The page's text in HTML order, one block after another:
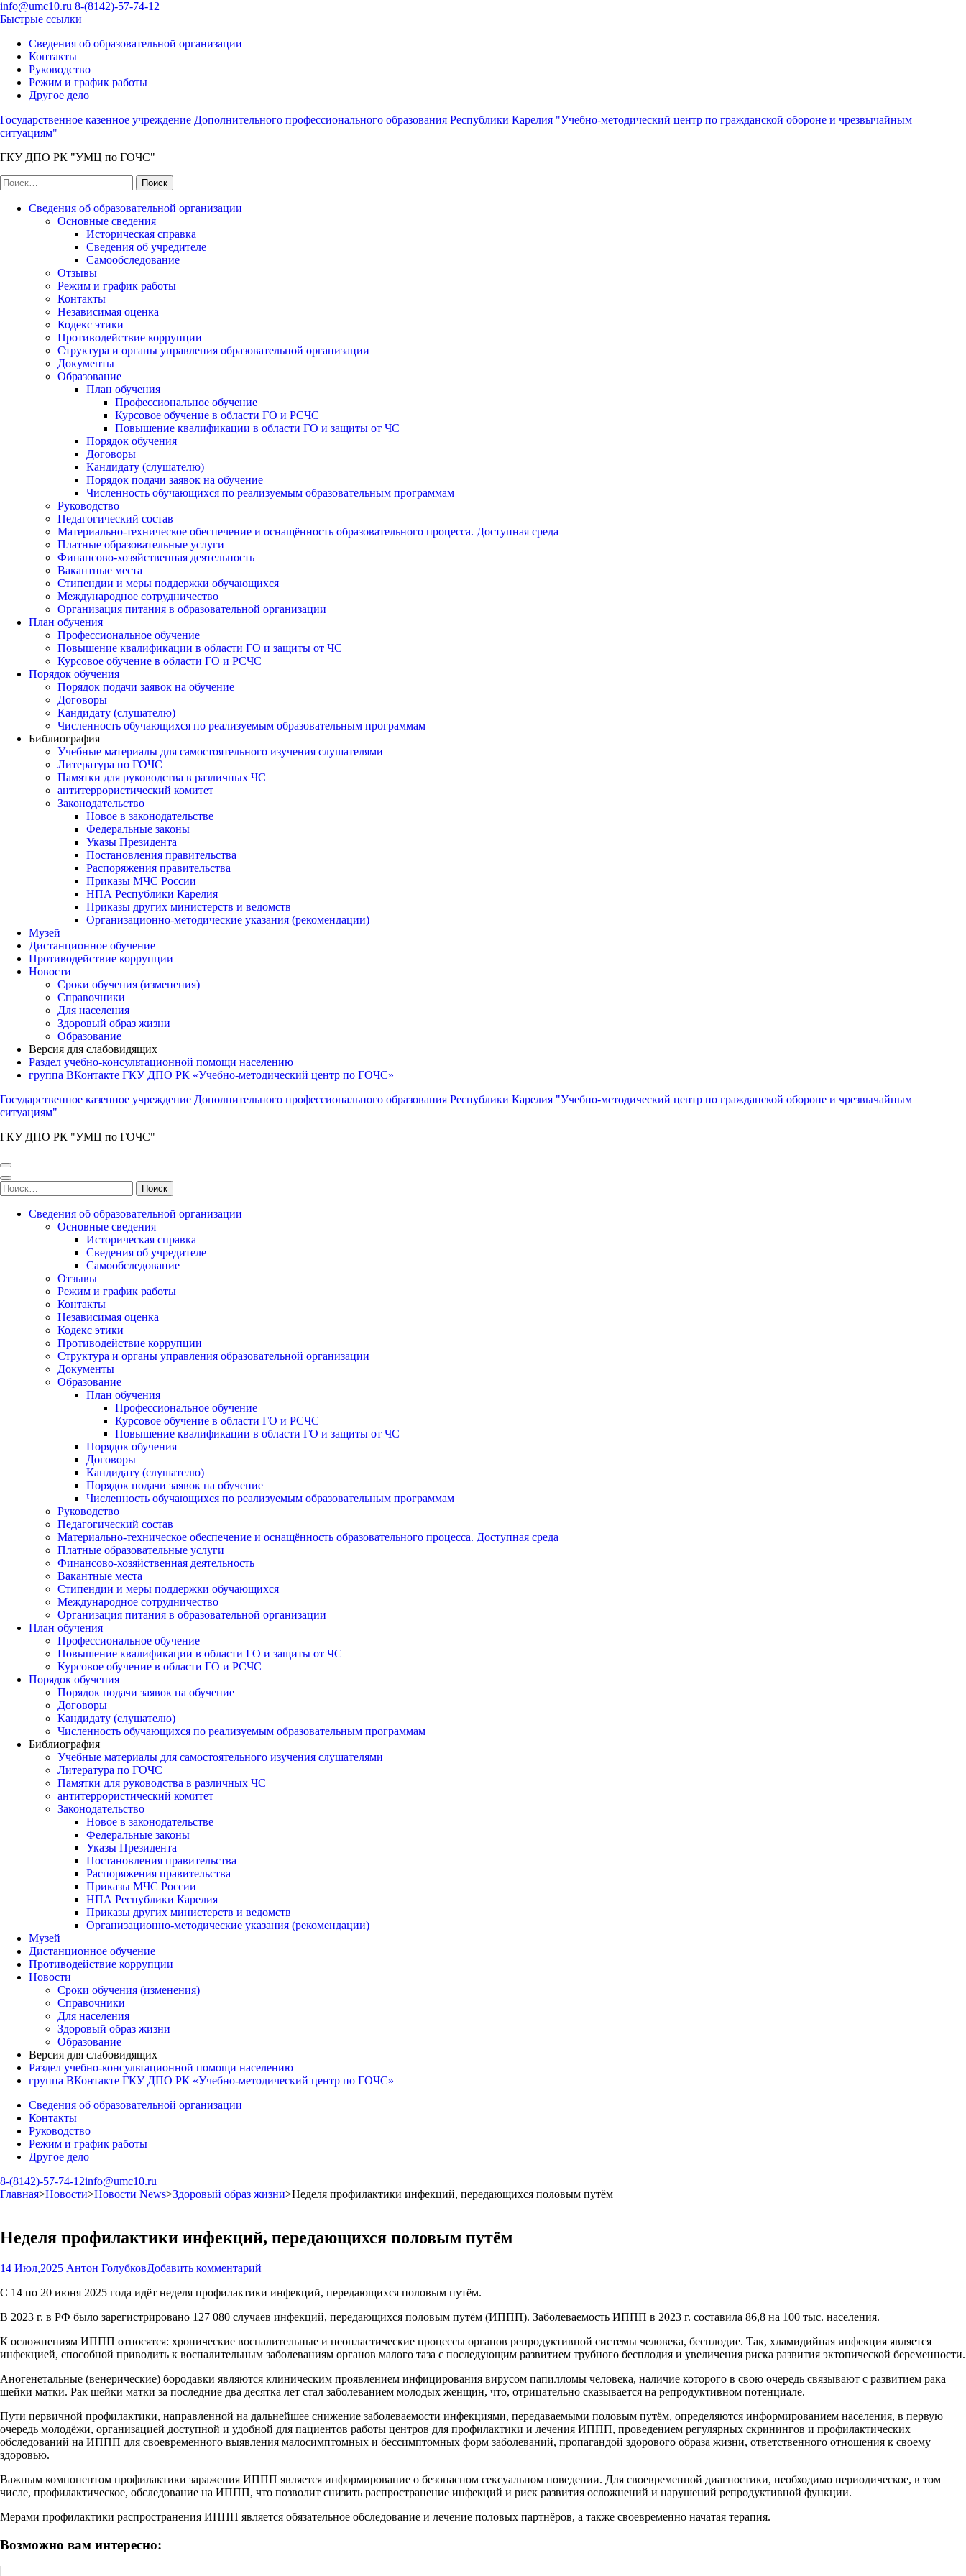
Перейти
к
(нажмите
Enter)
info@umc10.ru 8-(8142)-57-74-12
Быстрые ссылки
Сведения об образовательной организации
Контакты
Руководство
Режим и график работы
Другое дело
Государственное казенное учреждение Дополнительного профессионального образования Республики Карелия "Учебно-методический центр по гражданской обороне и чрезвычайным
ситуациям"
ГКУ ДПО РК "УМЦ по ГОЧС"
Найти:
Сведения об образовательной организации
Основные сведения
Историческая справка
Сведения об учредителе
Самообследование
Отзывы
Режим и график работы
Контакты
Независимая оценка
Кодекс этики
Противодействие коррупции
Структура и органы управления образовательной организации
Документы
Образование
План обучения
Профессиональное обучение
Курсовое обучение в области ГО и РСЧС
Повышение квалификации в области ГО и защиты от ЧС
Порядок обучения
Договоры
Кандидату (слушателю)
Порядок подачи заявок на обучение
Численность обучающихся по реализуемым образовательным программам
Руководство
Педагогический состав
Материально-техническое обеспечение и оснащённость образовательного процесса. Доступная среда
Платные образовательные услуги
Финансово-хозяйственная деятельность
Вакантные места
Стипендии и меры поддержки обучающихся
Международное сотрудничество
Организация питания в образовательной организации
План обучения
Профессиональное обучение
Повышение квалификации в области ГО и защиты от ЧС
Курсовое обучение в области ГО и РСЧС
Порядок обучения
Порядок подачи заявок на обучение
Договоры
Кандидату (слушателю)
Численность обучающихся по реализуемым образовательным программам
Библиография
Учебные материалы для самостоятельного изучения слушателями
Литература по ГОЧС
Памятки для руководства в различных ЧС
антитеррористический комитет
Законодательство
Новое в законодательстве
Федеральные законы
Указы Президента
Постановления правительства
Распоряжения правительства
Приказы МЧС России
НПА Республики Карелия
Приказы других министерств и ведомств
Организационно-методические указания (рекомендации)
Музей
Дистанционное обучение
Противодействие коррупции
Новости
Сроки обучения (изменения)
Справочники
Для населения
Здоровый образ жизни
Образование
Версия для слабовидящих
Раздел учебно-консультационной помощи населению
группа ВКонтакте ГКУ ДПО РК «Учебно-методический центр по ГОЧС»
Государственное казенное учреждение Дополнительного профессионального образования Республики Карелия "Учебно-методический центр по гражданской обороне и чрезвычайным
ситуациям"
ГКУ ДПО РК "УМЦ по ГОЧС"
Найти:
Сведения об образовательной организации
Основные сведения
Историческая справка
Сведения об учредителе
Самообследование
Отзывы
Режим и график работы
Контакты
Независимая оценка
Кодекс этики
Противодействие коррупции
Структура и органы управления образовательной организации
Документы
Образование
План обучения
Профессиональное обучение
Курсовое обучение в области ГО и РСЧС
Повышение квалификации в области ГО и защиты от ЧС
Порядок обучения
Договоры
Кандидату (слушателю)
Порядок подачи заявок на обучение
Численность обучающихся по реализуемым образовательным программам
Руководство
Педагогический состав
Материально-техническое обеспечение и оснащённость образовательного процесса. Доступная среда
Платные образовательные услуги
Финансово-хозяйственная деятельность
Вакантные места
Стипендии и меры поддержки обучающихся
Международное сотрудничество
Организация питания в образовательной организации
План обучения
Профессиональное обучение
Повышение квалификации в области ГО и защиты от ЧС
Курсовое обучение в области ГО и РСЧС
Порядок обучения
Порядок подачи заявок на обучение
Договоры
Кандидату (слушателю)
Численность обучающихся по реализуемым образовательным программам
Библиография
Учебные материалы для самостоятельного изучения слушателями
Литература по ГОЧС
Памятки для руководства в различных ЧС
антитеррористический комитет
Законодательство
Новое в законодательстве
Федеральные законы
Указы Президента
Постановления правительства
Распоряжения правительства
Приказы МЧС России
НПА Республики Карелия
Приказы других министерств и ведомств
Организационно-методические указания (рекомендации)
Музей
Дистанционное обучение
Противодействие коррупции
Новости
Сроки обучения (изменения)
Справочники
Для населения
Здоровый образ жизни
Образование
Версия для слабовидящих
Раздел учебно-консультационной помощи населению
группа ВКонтакте ГКУ ДПО РК «Учебно-методический центр по ГОЧС»
Сведения об образовательной организации
Контакты
Руководство
Режим и график работы
Другое дело
8-(8142)-57-74-12info@umc10.ru
Главная>Новости>Новости News>Здоровый образ жизни>Неделя профилактики инфекций, передающихся половым путём
Неделя профилактики инфекций, передающихся половым путём
14 Июл,2025 Антон ГолубковДобавить комментарий
С 14 по 20 июня 2025 года идёт неделя профилактики инфекций, передающихся половым путём.
В 2023 г. в РФ было зарегистрировано 127 080 случаев инфекций, передающихся половым путём (ИППП). Заболеваемость ИППП в 2023 г. составила 86,8 на 100 тыс. населения.
К осложнениям ИППП относятся: хронические воспалительные и неопластические процессы органов репродуктивной системы человека, бесплодие. Так, хламидийная инфекция является
инфекцией, способной приводить к воспалительным заболеваниям органов малого таза с последующим развитием трубного бесплодия и увеличения риска развития эктопической беременности.
Аногенетальные (венерические) бородавки являются клиническим проявлением инфицирования вирусом папилломы человека, наличие которого в свою очередь связывают с развитием рака
шейки матки. Рак шейки матки за последние два десятка лет стал заболеванием молодых женщин, что, отрицательно сказывается на репродуктивном потенциале.
Пути первичной профилактики, направленной на дальнейшее снижение заболеваемости инфекциями, передаваемыми половым путём, определяются информированием населения, в первую
очередь молодёжи, организацией доступной и удобной для пациентов работы центров для профилактики и лечения ИППП, проведением регулярных скринингов и профилактических
обследований на ИППП для своевременного выявления малосимптомных и бессимптомных форм заболеваний, пропагандой здорового образа жизни, ответственного отношения к своему
здоровью.
Важным компонентом профилактики заражения ИППП является информирование о безопасном сексуальном поведении. Для своевременной диагностики, необходимо периодическое, в том
числе, профилактическое, обследование на ИППП, что позволит снизить распространение инфекций и риск развития осложнений и нарушений репродуктивной функции.
Мерами профилактики распространения ИППП является обязательное обследование и лечение половых партнёров, а также своевременно начатая терапия.
Возможно вам интересно: